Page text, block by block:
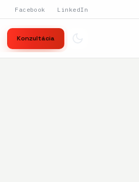
Facebook LinkedIn
Konzultácia